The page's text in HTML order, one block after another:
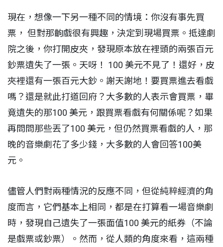
現在，想像一下另一種不同的情境：你沒有事先買
票， 但對那齣戲很有興趣，決定到現場買票。抵達劇
院之後，你打開皮夾，發現原本放在裡頭的兩張百元
鈔票遺失了一張。天呀！ 100 美元不見了！還好，皮
夾裡還有一張百元大鈔。謝天謝地！要買票進去看戲
嗎？還是就此打道回府？大多數的人表示會買票，畢
竟遺失的那100 美元，跟買票看戲有何關係呢？如果
再問問那些丟了100 美元，但仍然買票看戲的人，那
晚的音樂劇花了多少錢，大多數的人會回答100美
元。
儘管人們對兩種情況的反應不同，但從純粹經濟的角
度而言，它們基本上相同，都是在打算看一場音樂劇
時，發現自己遺失了一張面值100 美元的紙券（不論
是戲票或鈔票）。然而，從人類的角度來看，這兩種